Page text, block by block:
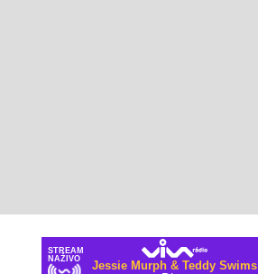
STREAM
NAŽIVO
Jessie Murph & Teddy Swims